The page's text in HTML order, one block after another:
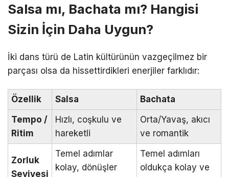
Salsa mı, Bachata mı? Hangisi
Sizin İçin Daha Uygun?
İki dans türü de Latin kültürünün vazgeçilmez bir
parçası olsa da hissettirdikleri enerjiler farklıdır:
Özellik Salsa
Bachata
Tempo /
Ritim
Hızlı, coşkulu ve
hareketli
Orta/Yavaş, akıcı
ve romantik
Zorluk
Seviyesi
Temel adımlar
kolay, dönüşler
Temel adımları
oldukça kolay ve